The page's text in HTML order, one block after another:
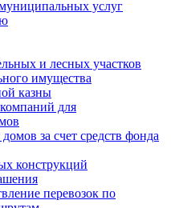
услуг
и лесных участков
имущества
казны
для
за счет средств фонда
конструкций
перевозок по